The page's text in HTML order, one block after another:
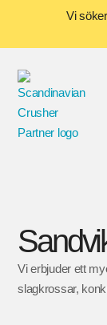
Vi
Vi erbjuder ett
slagkrossar,